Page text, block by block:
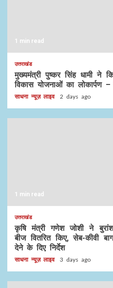
1 min read
उत्तराखंड
मुख्यमंत्री पुष्कर सिंह धामी ने
विकास योजनाओं का लोकार्पण –
साधना न्यूज़ लाइव 2 days ago
1 min read
उत्तराखंड
कृषि मंत्री गणेश जोशी ने
बीज वितरित किए, सेब-कीवी
देने के दिए निर्देश
साधना न्यूज़ लाइव 3 days ago